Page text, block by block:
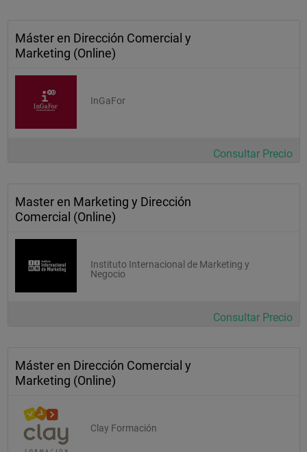
Máster en Dirección Comercial y
Marketing (Online)
InGaFor
Consultar Precio
Master en Marketing y Dirección
Comercial (Online)
Instituto Internacional de Marketing y
Negocio
Consultar Precio
Máster en Dirección Comercial y
Marketing (Online)
Clay Formación